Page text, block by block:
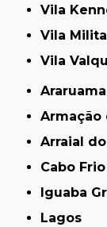
Vila
Vila
Vila
Araruama
Arraial
Cabo Frio
Iguaba
Lagos